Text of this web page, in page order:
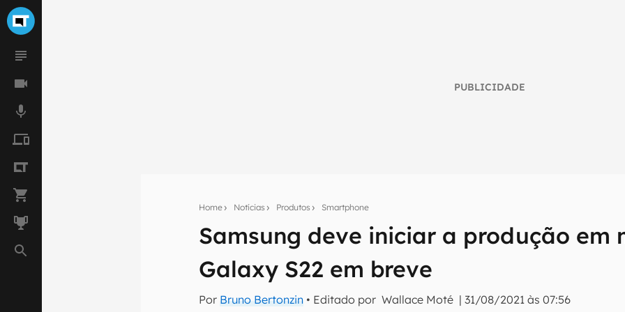
PUBLICIDADE
Home Notícias Produtos Smartphone
Samsung deve iniciar a produção em
Galaxy S22 em breve
Por Bruno Bertonzin • Editado por Wallace Moté |31/08/2021 às 07:56
Seu resumo inteligente do mundo tech!
Assine a newsletter do Canaltech e receba notícias e reviews sobre tecnologia
mão.
E-mail